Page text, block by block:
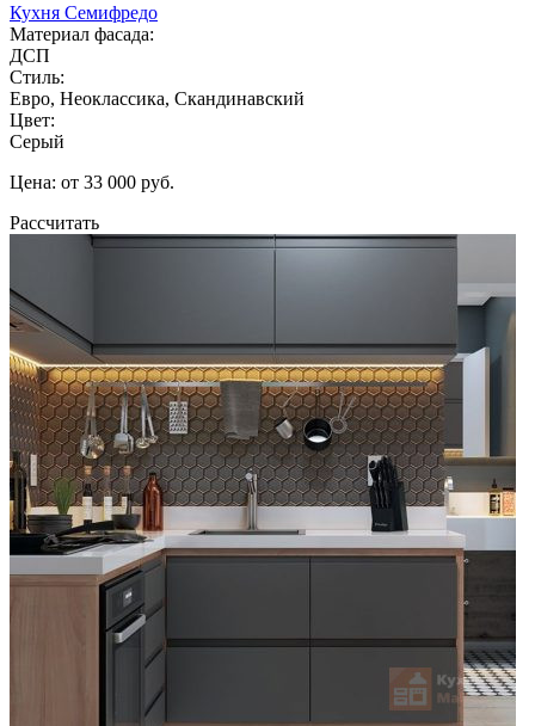
Кухня Семифредо
Материал фасада:
ДСП
Стиль:
Евро, Неоклассика, Скандинавский
Цвет:
Серый
Цена: от 33 000 руб.
Рассчитать